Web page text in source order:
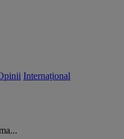
Internațional